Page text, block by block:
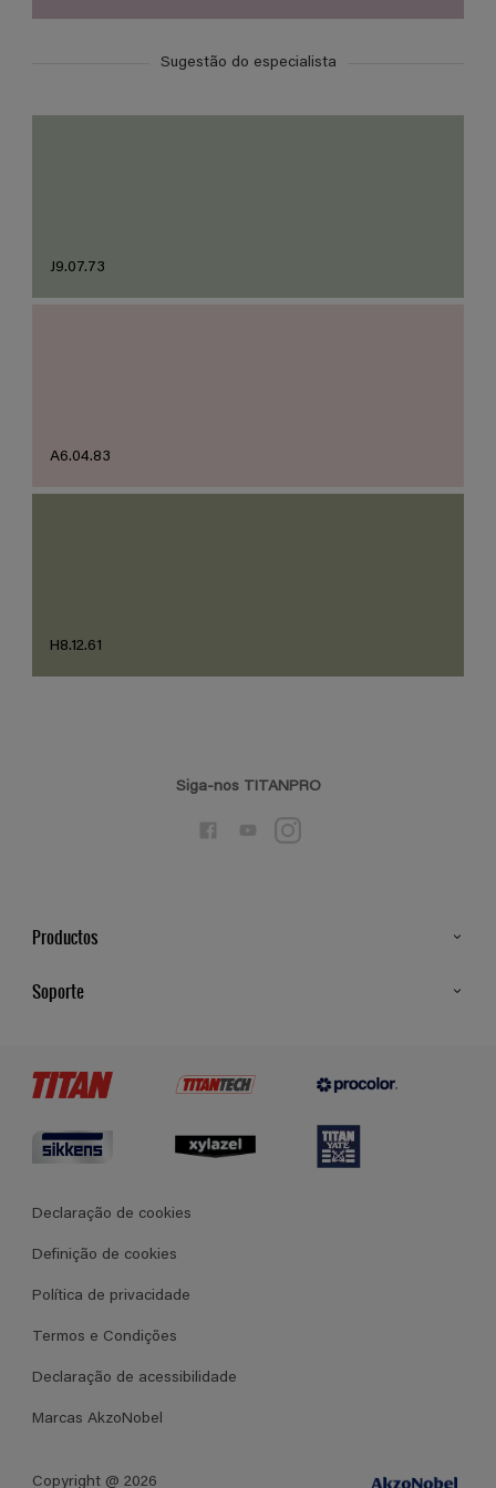
Sugestão do especialista
J9.07.73
A6.04.83
H8.12.61
Siga-nos TITANPRO
Productos
Soporte
Termos e Condições Gerais de Venda
Declaração de cookies
Definição de cookies
Política de privacidade
Termos e Condições
Declaração de acessibilidade
Marcas AkzoNobel
Copyright @ 2026